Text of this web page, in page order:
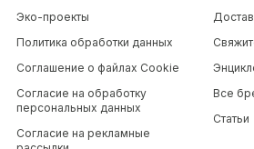
Эко-проекты
Политика обработки данных
Соглашение о файлах Cookie
Согласие на обработку
персональных данных
Согласие на рекламные
Все
Статьи